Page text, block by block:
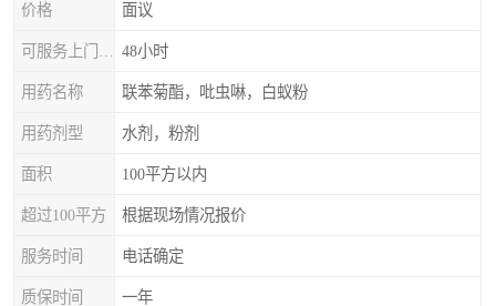
价格 面议
48小时
用药名称 联苯菊酯，吡虫啉，白蚁粉
用药剂型 水剂，粉剂
面积 100平方以内
超过100平方 根据现场情况报价
服务时间 电话确定
质保时间 一年